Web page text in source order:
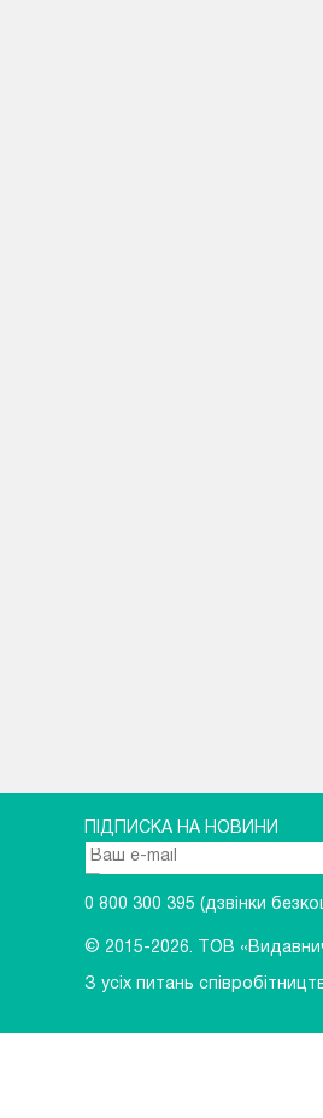
ПІДПИСКА НА НОВИНИ
0 800 300 395 (дзвінки
© 2015-2026. ТОВ
З усіх питань